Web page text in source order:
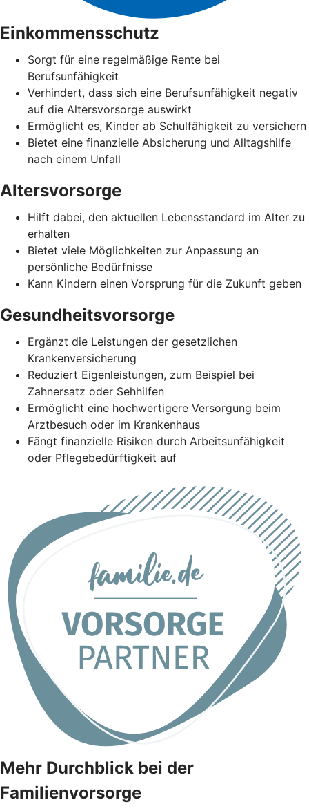
Einkommensschutz
Sorgt für eine regelmäßige Rente bei
Berufsunfähigkeit
Verhindert, dass sich eine Berufsunfähigkeit negativ
auf die Altersvorsorge auswirkt
Ermöglicht es, Kinder ab Schulfähigkeit zu versichern
Bietet eine finanzielle Absicherung und Alltagshilfe
nach einem Unfall
Altersvorsorge
Hilft dabei, den aktuellen Lebensstandard im Alter zu
erhalten
Bietet viele Möglichkeiten zur Anpassung an
persönliche Bedürfnisse
Kann Kindern einen Vorsprung für die Zukunft geben
Gesundheitsvorsorge
Ergänzt die Leistungen der gesetzlichen
Krankenversicherung
Reduziert Eigenleistungen, zum Beispiel bei
Zahnersatz oder Sehhilfen
Ermöglicht eine hochwertigere Versorgung beim
Arztbesuch oder im Krankenhaus
Fängt finanzielle Risiken durch Arbeitsunfähigkeit
oder Pflegebedürftigkeit auf
Mehr Durchblick bei der
Familienvorsorge